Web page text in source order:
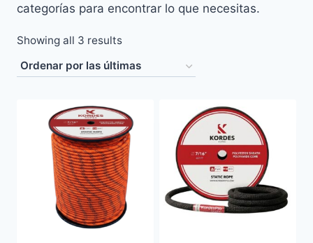
categorías para encontrar lo que necesitas.
Showing all 3 resultsSorted
by
latest